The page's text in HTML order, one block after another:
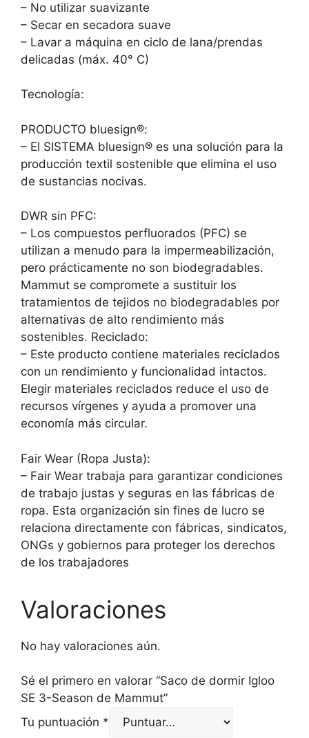
– No utilizar suavizante
– Secar en secadora suave
– Lavar a máquina en ciclo de lana/prendas
delicadas (máx. 40° C)
Tecnología:
PRODUCTO bluesign®:
– El SISTEMA bluesign® es una solución para la
producción textil sostenible que elimina el uso
de sustancias nocivas.
DWR sin PFC:
– Los compuestos perfluorados (PFC) se
utilizan a menudo para la impermeabilización,
pero prácticamente no son biodegradables.
Mammut se compromete a sustituir los
tratamientos de tejidos no biodegradables por
alternativas de alto rendimiento más
sostenibles. Reciclado:
– Este producto contiene materiales reciclados
con un rendimiento y funcionalidad intactos.
Elegir materiales reciclados reduce el uso de
recursos vírgenes y ayuda a promover una
economía más circular.
Fair Wear (Ropa Justa):
– Fair Wear trabaja para garantizar condiciones
de trabajo justas y seguras en las fábricas de
ropa. Esta organización sin fines de lucro se
relaciona directamente con fábricas, sindicatos,
ONGs y gobiernos para proteger los derechos
de los trabajadores
Valoraciones
No hay valoraciones aún.
Sé el primero en valorar “Saco de dormir Igloo
SE 3-Season de Mammut”
Tu puntuación *